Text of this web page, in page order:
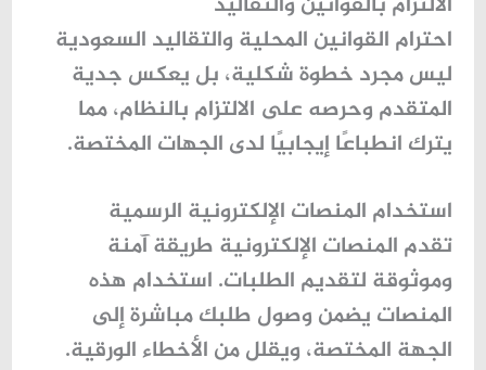
احترام القوانين المحلية والتقاليد السعودية
ليس مجرد خطوة شكلية، بل يعكس جدية
المتقدم وحرصه على الالتزام بالنظام، مما
يترك انطباعًا إيجابيًا لدى الجهات المختصة.
استخدام المنصات الإلكترونية الرسمية
تقدم المنصات الإلكترونية طريقة آمنة
وموثوقة لتقديم الطلبات. استخدام هذه
المنصات يضمن وصول طلبك مباشرة إلى
الجهة المختصة، ويقلل من الأخطاء الورقية.